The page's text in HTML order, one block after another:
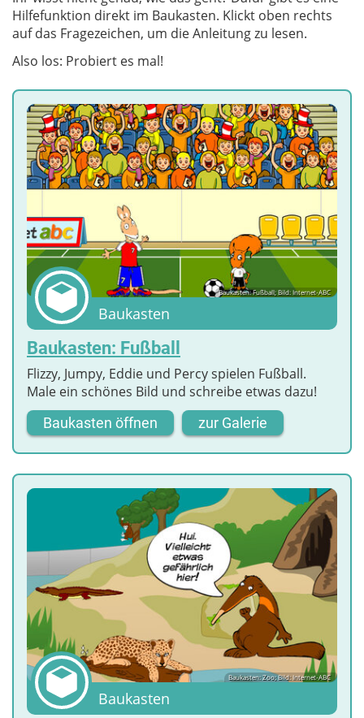
Hilfefunktion direkt im Baukasten. Klickt oben rechts
auf das Fragezeichen, um die Anleitung zu lesen.
Also los: Probiert es mal!
Baukasten: Fußball; Bild: Internet-ABC
Baukasten
Baukasten: Fußball
Flizzy, Jumpy, Eddie und Percy spielen Fußball.
Male ein schönes Bild und schreibe etwas dazu!
Baukasten öffnen zur Galerie
Baukasten: Zoo; Bild: Internet-ABC
Baukasten